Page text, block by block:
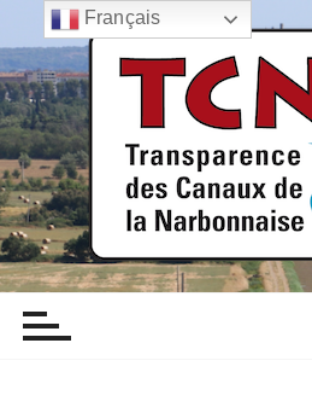
a
s
s
e
r
a
u
c
o TCNA NARBONNE
Transparence des canaux
Français